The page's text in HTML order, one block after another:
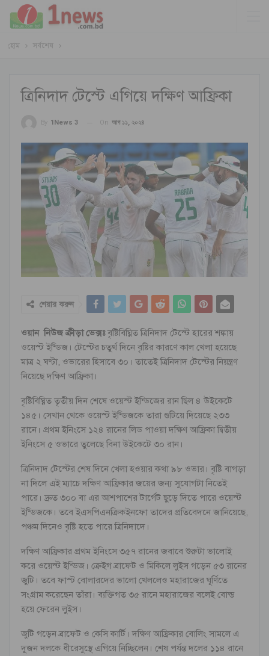
হোম সর্বশেষ
ত্রিনিদাদ টেস্টে এগিয়ে দক্ষিণ আফ্রিকা
By 1News 3 On আগ ১১, ২০২৪
শেয়ার করুন
ওয়ান নিউজ ক্রীড়া ডেক্সঃবৃষ্টিবিঘ্নিত ত্রিনিদাদ টেস্টে হারের শঙ্কায়
ওয়েস্ট ইন্ডিজ। টেস্টের চতুর্থ দিনে বৃষ্টির কারণে কাল খেলা হয়েছে
মাত্র ২ ঘণ্টা, ওভারের হিসাবে ৩০। তাতেই ত্রিনিদাদ টেস্টের নিয়ন্ত্রণ
নিয়েছে দক্ষিণ আফ্রিকা।
বৃষ্টিবিঘ্নিত তৃতীয় দিন শেষে ওয়েস্ট ইন্ডিজের রান ছিল ৪ উইকেটে
১৪৫। সেখান থেকে ওয়েস্ট ইন্ডিজকে তারা গুটিয়ে দিয়েছে ২৩৩
রানে। প্রথম ইনিংসে ১২৪ রানের লিড পাওয়া দক্ষিণ আফ্রিকা দ্বিতীয়
ইনিংসে ৫ ওভারে তুলেছে বিনা উইকেটে ৩০ রান।
ত্রিনিদাদ টেস্টের শেষ দিনে খেলা হওয়ার কথা ৯৮ ওভার। বৃষ্টি বাগড়া
না দিলে এই ম্যাচে দক্ষিণ আফ্রিকার জয়ের জন্য সুযোগটা নিতেই
পারে। দ্রুত ৩০০ বা এর আশপাশের টার্গেট ছুড়ে দিতে পারে ওয়েস্ট
ইন্ডিজকে। তবে ইএসপিএনক্রিকইনফো তাদের প্রতিবেদনে জানিয়েছে,
পঞ্চম দিনেও বৃষ্টি হতে পারে ত্রিনিদাদে।
দক্ষিণ আফ্রিকার প্রথম ইনিংসে ৩৫৭ রানের জবাবে শুরুটা ভালোই
করে ওয়েস্ট ইন্ডিজ। ক্রেইগ ব্রাফেট ও মিকিলে লুইস গড়েন ৫৩ রানের
জুটি। তবে ফাস্ট বোলারদের ভালো খেললেও মহারাজের ঘূর্ণিতে
সংগ্রাম করেছেন তাঁরা। ব্যক্তিগত ৩৫ রানে মহারাজের বলেই বোল্ড
হয়ে ফেরেন লুইস।
জুটি গড়েন ব্রাফেট ও কেসি কার্টি। দক্ষিণ আফ্রিকার বোলিং সামলে এ
দুজন দলকে ধীরেসুস্থে এগিয়ে নিচ্ছিলেন। শেষ পর্যন্ত দলের ১১৪ রানে